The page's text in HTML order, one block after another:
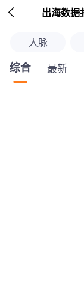

人脉
综合 最新